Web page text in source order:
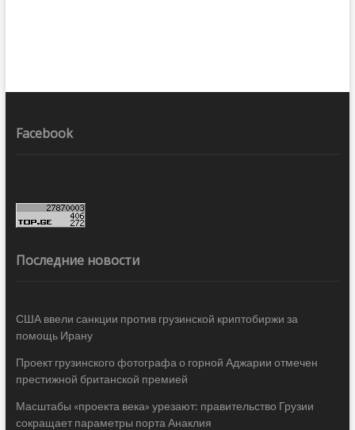
Facebook
Последние новости
США ввели санкции против грузинской криптобиржи за
помощь Ирану
Проект грузинского фотографа о горной Аджарии отмечен
престижной британской премией
Масштабы «проекта века» урезают: правительство Грузии
сокращает параметры порта Анаклия